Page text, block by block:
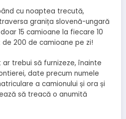
cu noaptea trecută,
granița slovenă-ungară
15 camioane la fiecare 10
200 de camioane pe zi!
trebui să furnizeze, înainte
date precum numele
a camionului și ora și
să treacă o anumită